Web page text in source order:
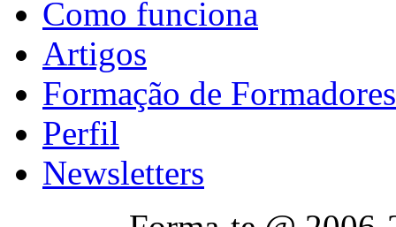
Como funciona
Artigos
Formação de Formadores
Perfil
Newsletters